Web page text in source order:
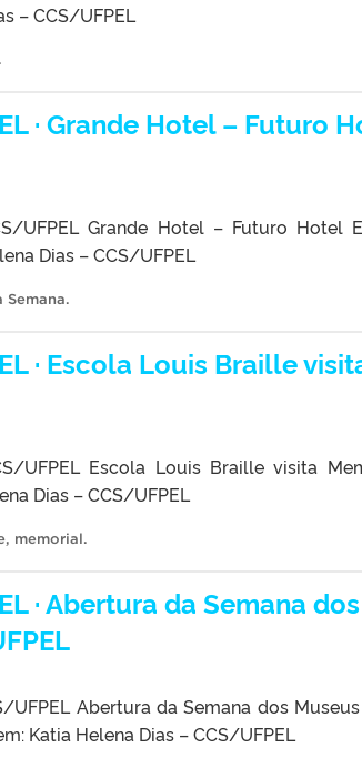
– CCS/UFPEL
.
· Grande Hotel – Futuro
UFPEL Grande Hotel – Futuro Hotel
Dias – CCS/UFPEL
Semana.
· Escola Louis Braille
UFPEL Escola Louis Braille visita
Dias – CCS/UFPEL
, memorial.
· Abertura da Semana dos
UFPEL Abertura da Semana dos
Katia Helena Dias – CCS/UFPEL